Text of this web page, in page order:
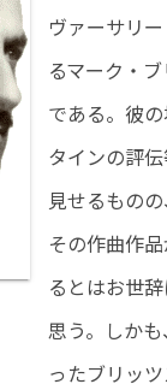
ヴァーサリ
るマーク・
である。彼
タインの評
見せるもの
その作曲作
るとはお世
思う。しか
ったブリッ